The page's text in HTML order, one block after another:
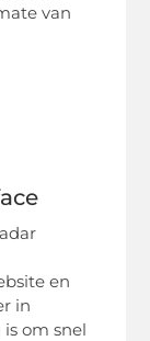
van
en
in
om snel